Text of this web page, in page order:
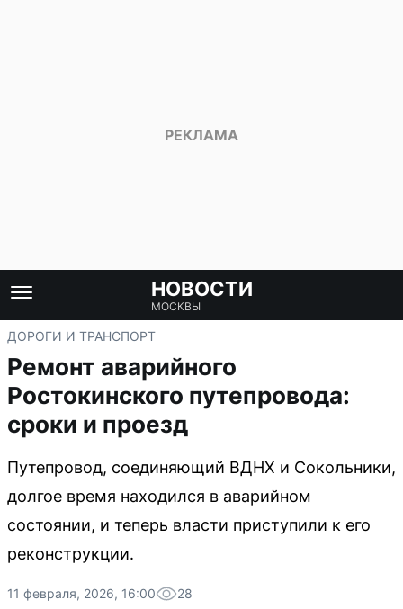
НОВОСТИ
МОСКВЫ
ДОРОГИ И ТРАНСПОРТ
Ремонт аварийного
Ростокинского путепровода:
сроки и проезд
Путепровод, соединяющий ВДНХ и Сокольники,
долгое время находился в аварийном
состоянии, и теперь власти приступили к его
реконструкции.
11 февраля, 2026, 16:00 28